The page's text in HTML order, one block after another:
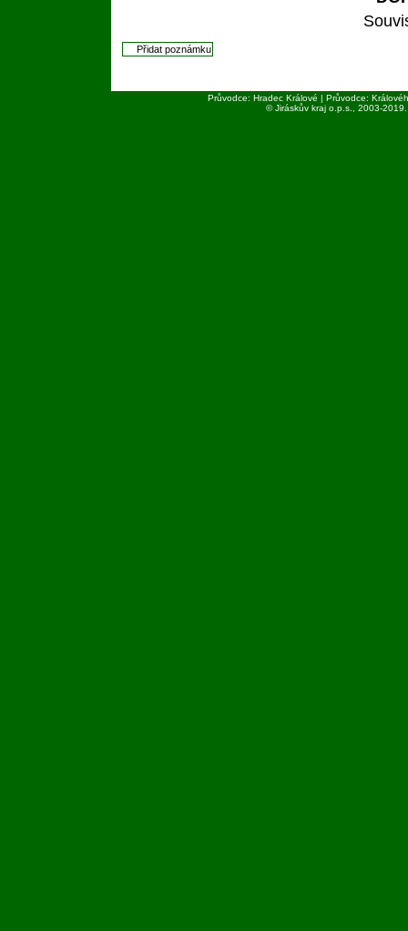
Průvodce: Hradec Králové | Průvodce:
© Jiráskův kraj o.p.s., 2003-2019